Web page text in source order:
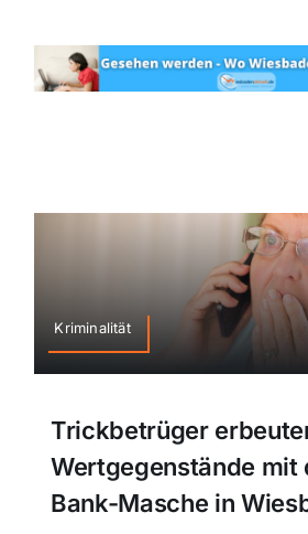
Kriminalität
Trickbetrüger
Wertgegenstände mit
Bank-Masche in